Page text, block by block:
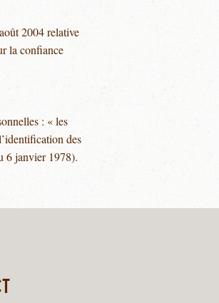
2004 relative
la confiance
: « les
des
6 janvier 1978).